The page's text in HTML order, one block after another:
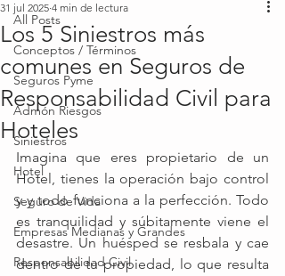
All Posts
Conceptos / Términos
Seguros Pyme
Admón Riesgos
Siniestros
Hotel
Seguro de Vida
Empresas Medianas y Grandes
Responsabilidad Civil
Los 5 Siniestros más
comunes en Seguros de
Responsabilidad Civil para
Hoteles
31 jul 2025 4 min de lectura
Imagina que eres propietario de un
Hotel, tienes la operación bajo control
y y todo funciona a la perfección. Todo
es tranquilidad y súbitamente viene el
desastre. Un huésped se resbala y cae
dentro de tu propiedad, lo que resulta